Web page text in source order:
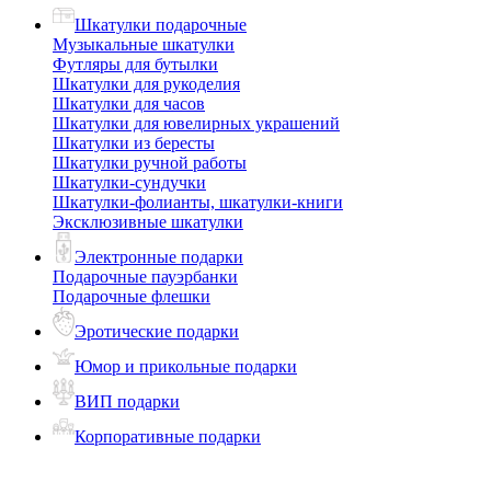
Шкатулки подарочные
Музыкальные шкатулки
Футляры для бутылки
Шкатулки для рукоделия
Шкатулки для часов
Шкатулки для ювелирных украшений
Шкатулки из бересты
Шкатулки ручной работы
Шкатулки-сундучки
Шкатулки-фолианты, шкатулки-книги
Эксклюзивные шкатулки
Электронные подарки
Подарочные пауэрбанки
Подарочные флешки
Эротические подарки
Юмор и прикольные подарки
ВИП подарки
Корпоративные подарки